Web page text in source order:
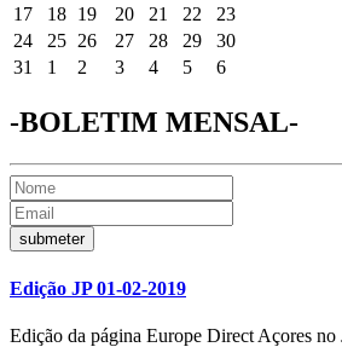
17
18 19 20 21 22
23
24
25 26 27 28 29
30
31
1 2 3 4 5 6
-BOLETIM MENSAL-
Edição JP 01-02-2019
Edição da página Europe Direct Açores no